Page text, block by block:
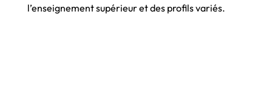
l’enseignement supérieur et des profils variés.